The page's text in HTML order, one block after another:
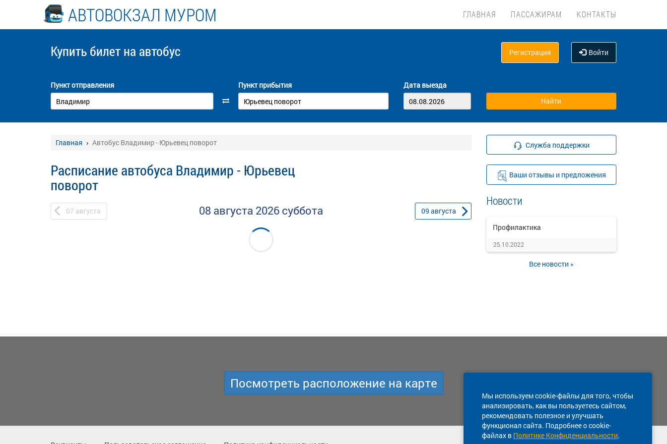
АВТОВОКЗАЛ МУРОМ ГЛАВНАЯ ПАССАЖИРАМ КОНТАКТЫ
Купить билет на автобус Регистрация Войти
Пункт отправления Пункт прибытия Дата выезда
Главная Автобус Владимир - Юрьевец поворот
Расписание автобуса Владимир - Юрьевец
поворот
07 августа 08 августа 2026 суббота 09 августа
Служба поддержки
Ваши отзывы и предложения
Новости
Профилактика
25.10.2022
Все новости »
Мы используем cookie-файлы для того, чтобы
анализировать, как вы пользуетесь сайтом,
рекомендовать полезное и улучшать
функционал сайта. Подробнее о cookie-
файлах в Политике Конфиденциальности.
Посмотреть расположение на карте